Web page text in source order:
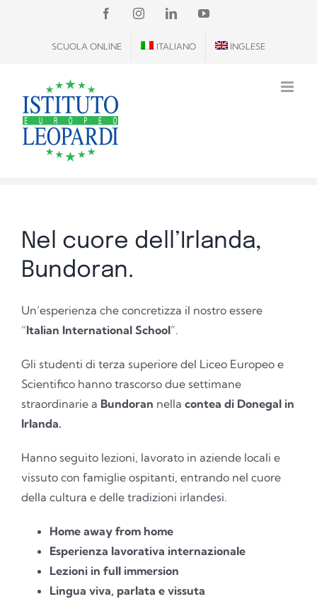
contenuto
FACEBOOKINSTAGRAM
LINKEDINYOUTUBE
SCUOLA ONLINE ITALIANO INGLESE
Nel cuore dell’Irlanda,
Bundoran.
Un’esperienza che concretizza il nostro essere
“Italian International School”.
Gli studenti di terza superiore del Liceo Europeo e
Scientifico hanno trascorso due settimane
straordinarie a Bundoran nella contea di Donegal in
Irlanda.
Hanno seguito lezioni, lavorato in aziende locali e
vissuto con famiglie ospitanti, entrando nel cuore
della cultura e delle tradizioni irlandesi.
Home away from home
Esperienza lavorativa internazionale
Lezioni in full immersion
Lingua viva, parlata e vissuta